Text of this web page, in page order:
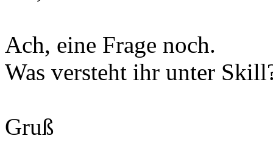
Ach, eine Frage noch.
Was versteht ihr unter
Gruß